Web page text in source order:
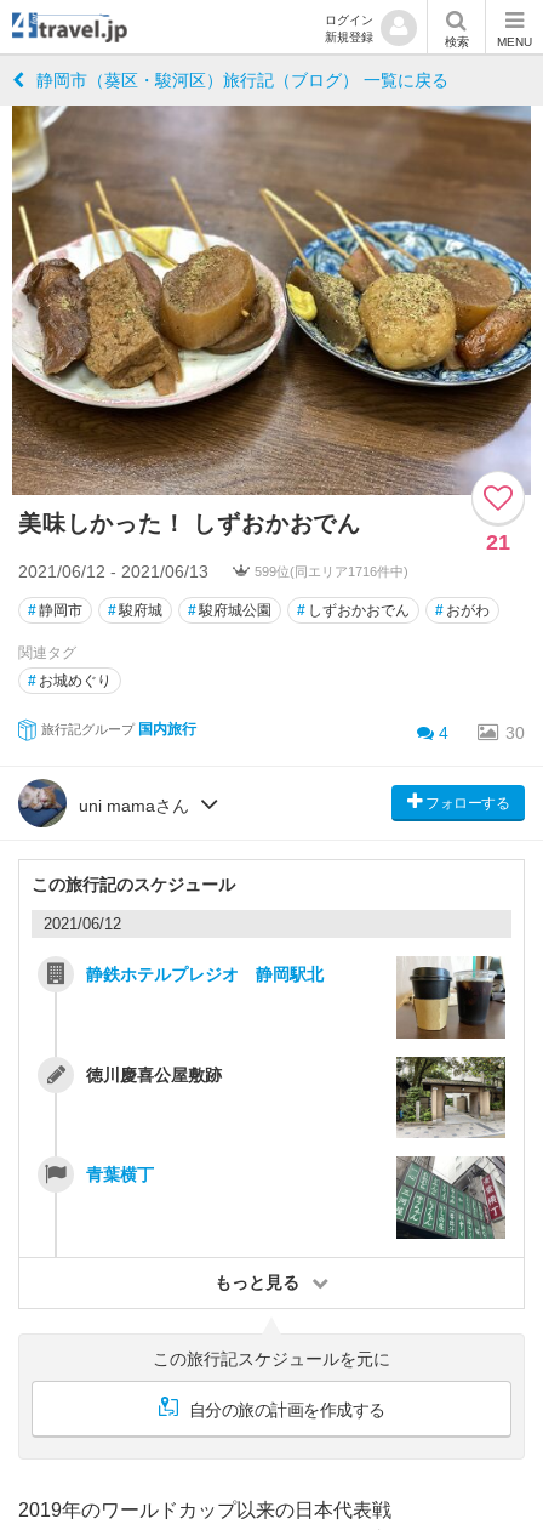
ログイン
新規登録
検索 MENU
静岡市（葵区・駿河区）旅行記（ブログ） 一覧に戻る
美味しかった！ しずおかおでん
21
2021/06/12 - 2021/06/13 599位(同エリア1716件中)
#静岡市 #駿府城 #駿府城公園 # しずおかおでん # おがわ
関連タグ
# お城めぐり
旅行記グループ 国内旅行 4 30
uni mamaさん フォローする
この旅行記のスケジュール
2021/06/12
静鉄ホテルプレジオ 静岡駅北
徳川慶喜公屋敷跡
青葉横丁
もっと見る
この旅行記スケジュールを元に
自分の旅の計画を作成する
2019年のワールドカップ以来の日本代表戦